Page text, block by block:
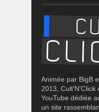
Animée par BigB
2013, Cult'N'Click
YouTube dédiée
un site